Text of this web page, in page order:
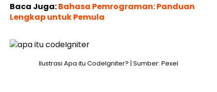
Baca Juga:Bahasa Pemrograman: Panduan
Lengkap untuk Pemula
Ilustrasi Apa itu CodeIgniter? | Sumber: Pexel